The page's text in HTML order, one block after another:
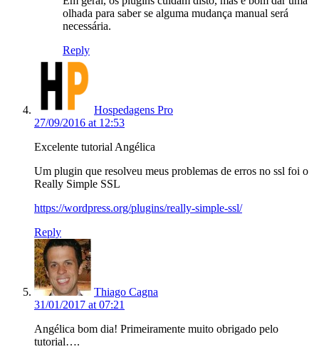
olhada para saber se alguma mudança manual será
necessária.
Reply
Hospedagens Pro
27/09/2016 at 12:53
Excelente tutorial Angélica
Um plugin que resolveu meus problemas de erros no ssl foi o
Really Simple SSL
https://wordpress.org/plugins/really-simple-ssl/
Reply
Thiago Cagna
31/01/2017 at 07:21
Angélica bom dia! Primeiramente muito obrigado pelo
tutorial….